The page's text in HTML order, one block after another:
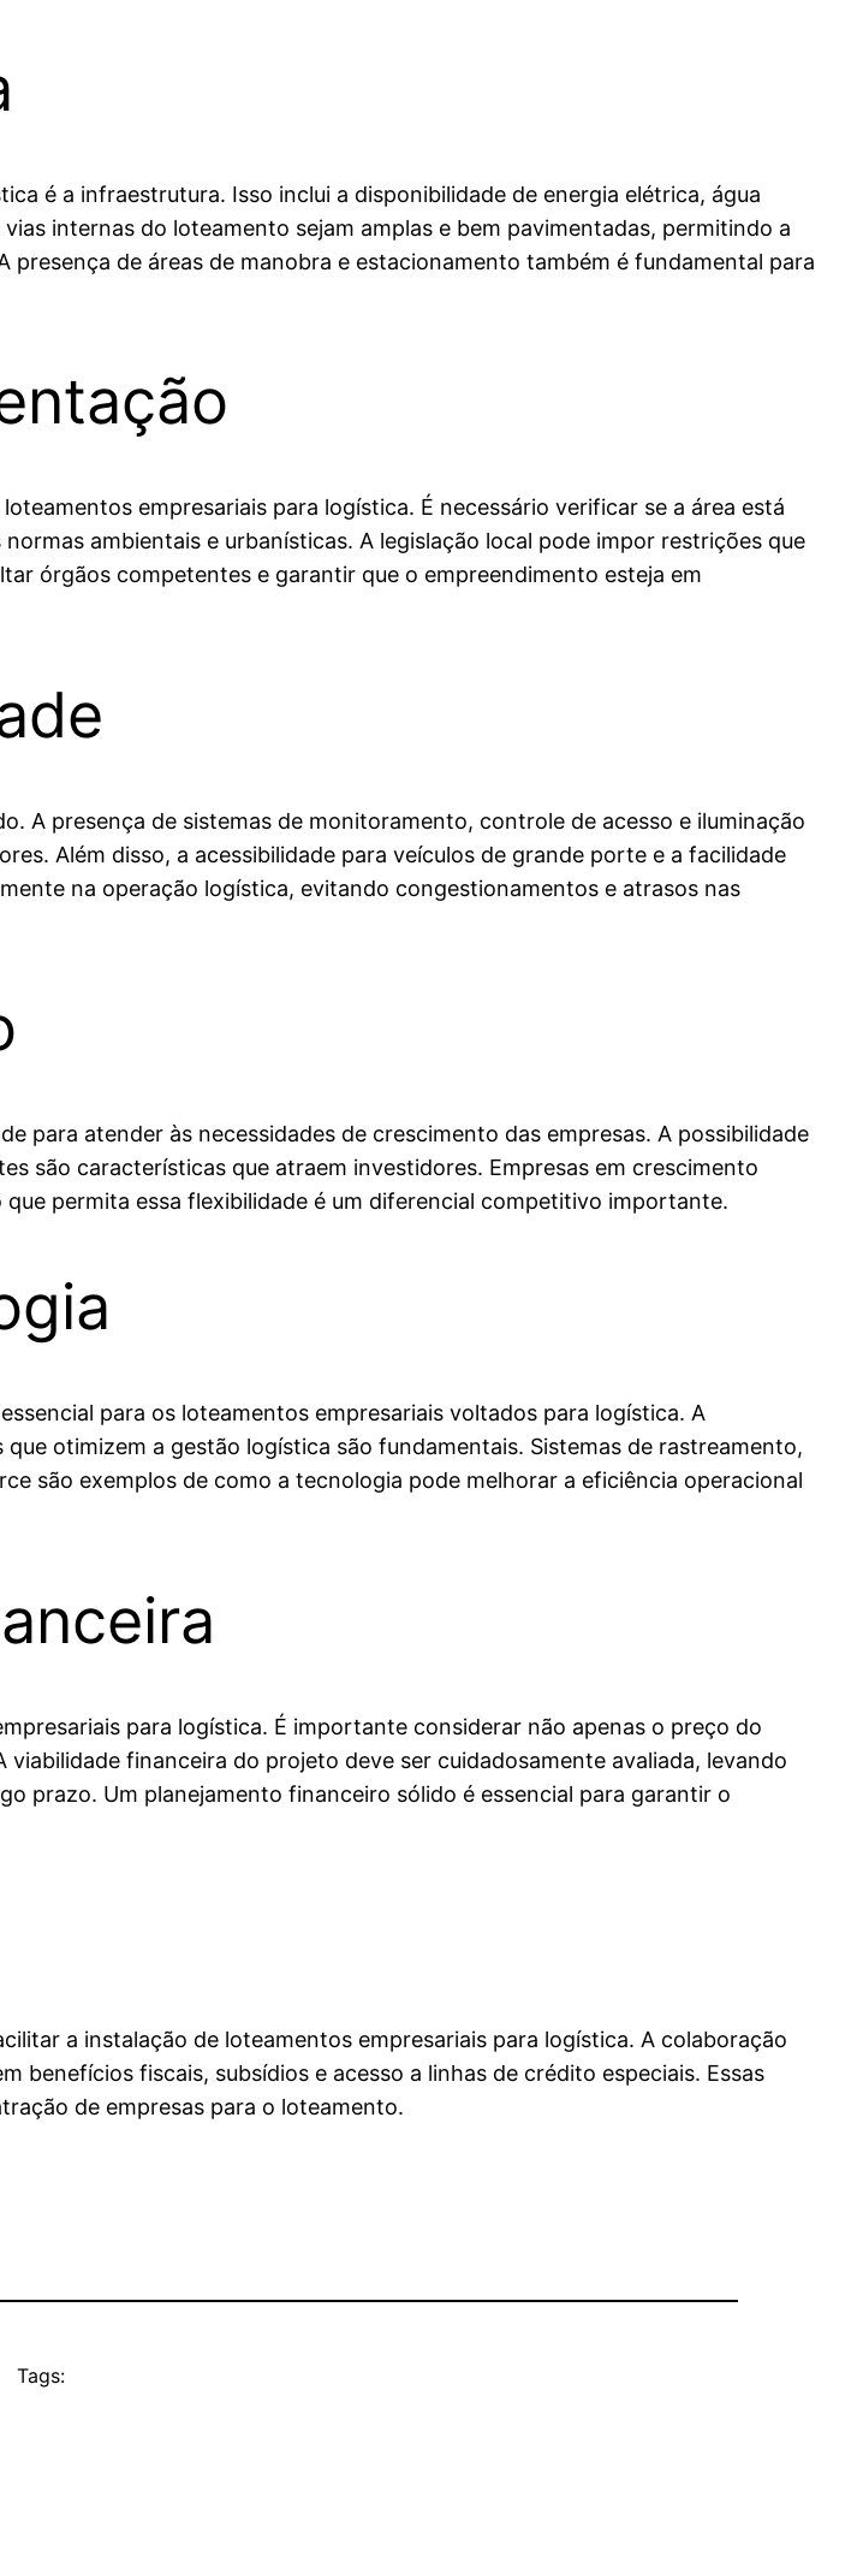
é a infraestrutura. Isso inclui a disponibilidade de energia elétrica, água
internas do loteamento sejam amplas e bem pavimentadas, permitindo a
de áreas de manobra e estacionamento também é fundamental para
empresariais para logística. É necessário verificar se a área está
ambientais e urbanísticas. A legislação local pode impor restrições que
órgãos competentes e garantir que o empreendimento esteja em
A presença de sistemas de monitoramento, controle de acesso e iluminação
Além disso, a acessibilidade para veículos de grande porte e a facilidade
na operação logística, evitando congestionamentos e atrasos nas
para atender às necessidades de crescimento das empresas. A possibilidade
são características que atraem investidores. Empresas em crescimento
permita essa flexibilidade é um diferencial competitivo importante.
para os loteamentos empresariais voltados para logística. A
otimizem a gestão logística são fundamentais. Sistemas de rastreamento,
são exemplos de como a tecnologia pode melhorar a eficiência operacional
para logística. É importante considerar não apenas o preço do
financeira do projeto deve ser cuidadosamente avaliada, levando
prazo. Um planejamento financeiro sólido é essencial para garantir o
a instalação de loteamentos empresariais para logística. A colaboração
fiscais, subsídios e acesso a linhas de crédito especiais. Essas
de empresas para o loteamento.
Tags: